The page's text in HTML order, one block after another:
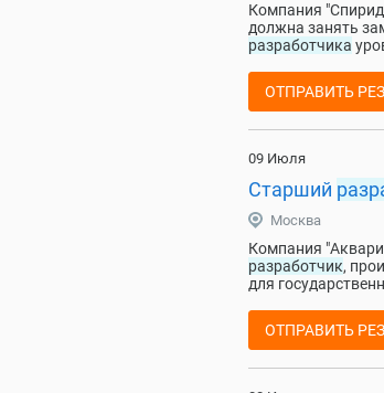
Компания
должна занять
разработчика
ОТПРАВИТЬ
09 Июля
Старший
Москва
Компания
разработчик,
для
ОТПРАВИТЬ